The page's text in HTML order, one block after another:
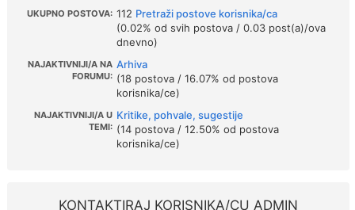
UKUPNO POSTOVA: 112 Pretraži postove korisnika/ca
(0.02% od svih postova / 0.03 post(a)/ova
dnevno)
NAJAKTIVNIJI/A NA
FORUMU:
Arhiva
(18 postova / 16.07% od postova
korisnika/ce)
NAJAKTIVNIJI/A U
TEMI:
Kritike, pohvale, sugestije
(14 postova / 12.50% od postova
korisnika/ce)
KONTAKTIRAJ KORISNIKA/CU ADMIN